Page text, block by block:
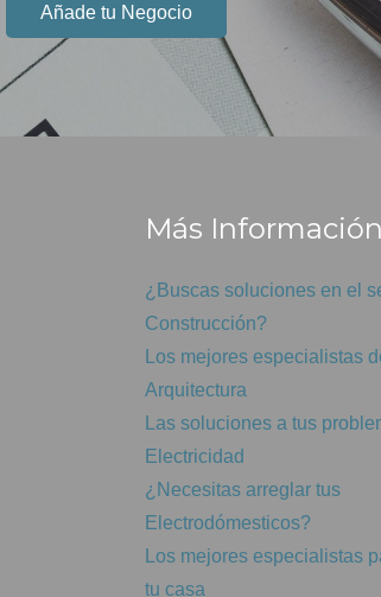
Añade tu Negocio
Más Información
¿Buscas soluciones en el
Construcción?
Los mejores especialistas
Arquitectura
Las soluciones a tus
Electricidad
¿Necesitas arreglar tus
Electrodómesticos?
Los mejores especialistas
tu casa